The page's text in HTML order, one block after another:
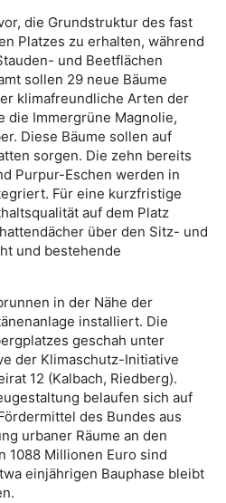
die Grundstruktur des fast
Platzes zu erhalten, während
und Beetflächen
sollen 29 neue Bäume
klimafreundliche Arten der
die Immergrüne Magnolie,
Diese Bäume sollen auf
sorgen. Die zehn bereits
Purpur-Eschen werden in
Für eine kurzfristige
auf dem Platz
über den Sitz- und
und bestehende
in der Nähe der
installiert. Die
geschah unter
der Klimaschutz-Initiative
12 (Kalbach, Riedberg).
belaufen sich auf
des Bundes aus
urbaner Räume an den
1088 Millionen Euro sind
einjährigen Bauphase bleibt